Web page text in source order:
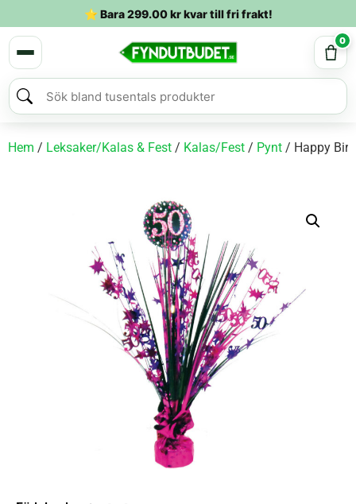
⭐ Bara299.00krkvar till fri frakt!
0
Hem / Leksaker/Kalas & Fest / Kalas/Fest / Pynt / Happy